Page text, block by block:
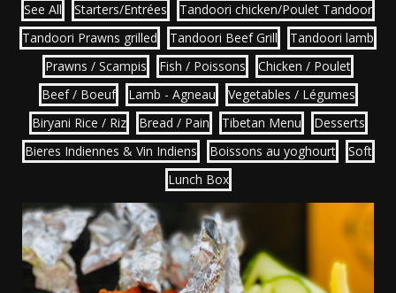
See All Starters/Entrées
Tandoori chicken/Poulet Tandoor
Tandoori Prawns grilled
Tandoori Beef Grill
Tandoori lamb
Prawns / Scampis
Fish / Poissons
Chicken / Poulet
Beef / Boeuf
Lamb - Agneau
Vegetables / Légumes
Biryani Rice / Riz
Bread / Pain Tibetan Menu
Desserts
Bieres Indiennes & Vin Indiens
Boissons au yoghourt
Soft
Lunch Box